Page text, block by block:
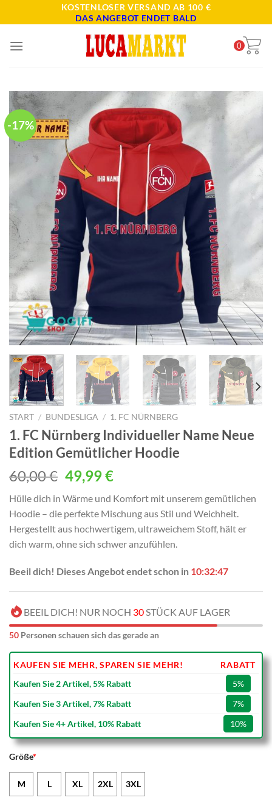
to
KOSTENLOSER VERSAND AB 100 €
DAS ANGEBOT ENDET BALD
0
-17%
START / BUNDESLIGA / 1. FC NÜRNBERG
1. FC Nürnberg Individueller Name Neue
Edition Gemütlicher Hoodie
60,00€ Ursprünglicher
Preis
war:
60,00 €
49,99€Aktueller
ist:
49,99 €.
Hülle dich in Wärme und Komfort mit unserem gemütlichen
Hoodie – die perfekte Mischung aus Stil und Weichheit.
Hergestellt aus hochwertigem, ultraweichem Stoff, hält er
dich warm, ohne sich schwer anzufühlen.
Beeil dich! Dieses Angebot endet schon in 10:32:45
BEEIL DICH! NUR NOCH 30STÜCK AUF LAGER
50 Personen schauen sich das gerade an
KAUFEN SIE MEHR, SPAREN SIE MEHR!
RABATT
Kaufen Sie 2 Artikel, 5% Rabatt
5%
Kaufen Sie 3 Artikel, 7% Rabatt
7%
Kaufen Sie 4+ Artikel, 10% Rabatt
10%
Größe*
M L XL 2XL 3XL